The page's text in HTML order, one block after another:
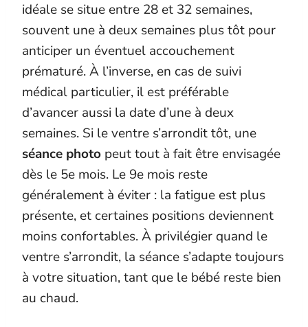
idéale se situe entre 28 et 32 semaines,
souvent une à deux semaines plus tôt pour
anticiper un éventuel accouchement
prématuré. À l’inverse, en cas de suivi
médical particulier, il est préférable
d’avancer aussi la date d’une à deux
semaines. Si le ventre s’arrondit tôt, une
séance photo peut tout à fait être envisagée
dès le 5e mois. Le 9e mois reste
généralement à éviter : la fatigue est plus
présente, et certaines positions deviennent
moins confortables. À privilégier quand le
ventre s’arrondit, la séance s’adapte toujours
à votre situation, tant que le bébé reste bien
au chaud.